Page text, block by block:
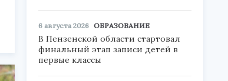
6 августа 2026 ОБРАЗОВАНИЕ
В Пензенской области стартовал
финальный этап записи детей в
первые классы